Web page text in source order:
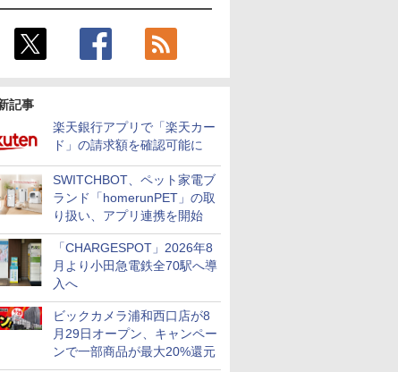
記事
楽天銀行アプリで「楽天カー
ド」の請求額を確認可能に
SWITCHBOT、ペット家電ブ
ランド「homerunPET」の取
り扱い、アプリ連携を開始
「CHARGESPOT」2026年8
月より小田急電鉄全70駅へ導
入へ
ビックカメラ浦和西口店が8
月29日オープン、キャンペー
ンで一部商品が最大20%還元